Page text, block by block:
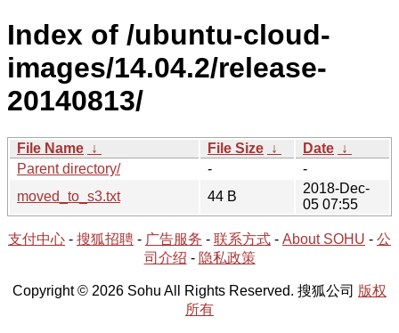
Index of /ubuntu-cloud-
images/14.04.2/release-
20140813/
File Name ↓ File Size ↓ Date ↓
Parent directory/
-
-
moved_to_s3.txt
44 B
2018-Dec-
05 07:55
支付中心 - 搜狐招聘 - 广告服务 - 联系方式 - About SOHU - 公
司介绍 - 隐私政策
Copyright © 2026 Sohu All Rights Reserved. 搜狐公司 版权
所有